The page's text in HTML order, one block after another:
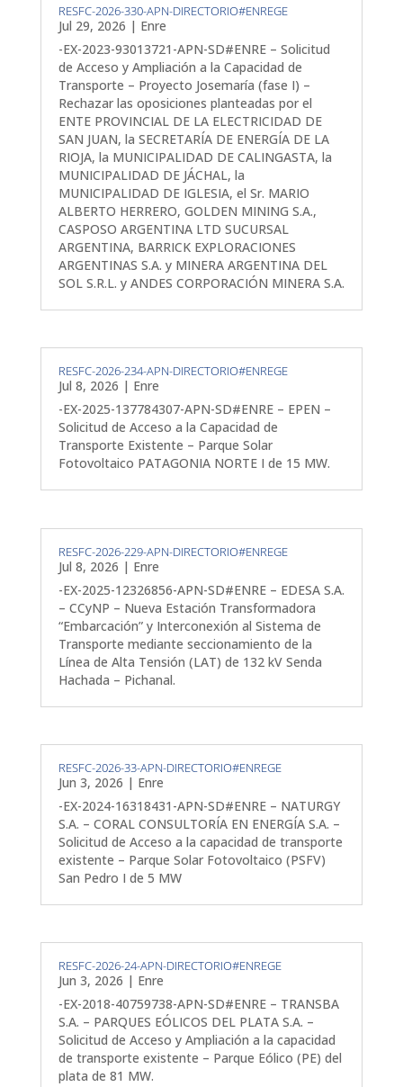
RESFC-2026-330-APN-DIRECTORIO#ENREGE
Jul 29, 2026 | Enre
-EX-2023-93013721-APN-SD#ENRE – Solicitud
de Acceso y Ampliación a la Capacidad de
Transporte – Proyecto Josemaría (fase I) –
Rechazar las oposiciones planteadas por el
ENTE PROVINCIAL DE LA ELECTRICIDAD DE
SAN JUAN, la SECRETARÍA DE ENERGÍA DE LA
RIOJA, la MUNICIPALIDAD DE CALINGASTA, la
MUNICIPALIDAD DE JÁCHAL, la
MUNICIPALIDAD DE IGLESIA, el Sr. MARIO
ALBERTO HERRERO, GOLDEN MINING S.A.,
CASPOSO ARGENTINA LTD SUCURSAL
ARGENTINA, BARRICK EXPLORACIONES
ARGENTINAS S.A. y MINERA ARGENTINA DEL
SOL S.R.L. y ANDES CORPORACIÓN MINERA S.A.
RESFC-2026-234-APN-DIRECTORIO#ENREGE
Jul 8, 2026 | Enre
-EX-2025-137784307-APN-SD#ENRE – EPEN –
Solicitud de Acceso a la Capacidad de
Transporte Existente – Parque Solar
Fotovoltaico PATAGONIA NORTE I de 15 MW.
RESFC-2026-229-APN-DIRECTORIO#ENREGE
Jul 8, 2026 | Enre
-EX-2025-12326856-APN-SD#ENRE – EDESA S.A.
– CCyNP – Nueva Estación Transformadora
“Embarcación” y Interconexión al Sistema de
Transporte mediante seccionamiento de la
Línea de Alta Tensión (LAT) de 132 kV Senda
Hachada – Pichanal.
RESFC-2026-33-APN-DIRECTORIO#ENREGE
Jun 3, 2026 | Enre
-EX-2024-16318431-APN-SD#ENRE – NATURGY
S.A. – CORAL CONSULTORÍA EN ENERGÍA S.A. –
Solicitud de Acceso a la capacidad de transporte
existente – Parque Solar Fotovoltaico (PSFV)
San Pedro I de 5 MW
RESFC-2026-24-APN-DIRECTORIO#ENREGE
Jun 3, 2026 | Enre
-EX-2018-40759738-APN-SD#ENRE – TRANSBA
S.A. – PARQUES EÓLICOS DEL PLATA S.A. –
Solicitud de Acceso y Ampliación a la capacidad
de transporte existente – Parque Eólico (PE) del
plata de 81 MW.